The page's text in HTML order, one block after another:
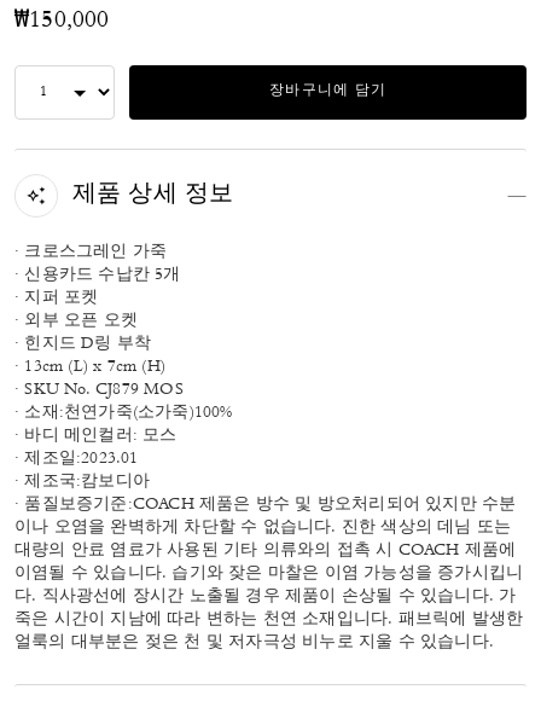
₩150,000
장바구니에 담기
제품 상세 정보
· 크로스그레인 가죽
· 신용카드 수납칸 5개
· 지퍼 포켓
· 외부 오픈 오켓
· 힌지드 D링 부착
· 13cm (L) x 7cm (H)
· SKU No. CJ879 MOS
· 소재:천연가죽(소가죽)100%
· 바디 메인컬러: 모스
· 제조일:2023.01
· 제조국:캄보디아
· 품질보증기준:COACH 제품은 방수 및 방오처리되어 있지만 수분
이나 오염을 완벽하게 차단할 수 없습니다. 진한 색상의 데님 또는
대량의 안료 염료가 사용된 기타 의류와의 접촉 시 COACH 제품에
이염될 수 있습니다. 습기와 잦은 마찰은 이염 가능성을 증가시킵니
다. 직사광선에 장시간 노출될 경우 제품이 손상될 수 있습니다. 가
죽은 시간이 지남에 따라 변하는 천연 소재입니다. 패브릭에 발생한
얼룩의 대부분은 젖은 천 및 저자극성 비누로 지울 수 있습니다.